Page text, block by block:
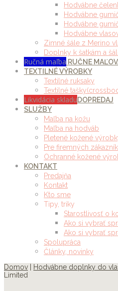
Hodvábne
Hodvábne
Hodvábne
Hodvábne
Zimné šále z Merino
Doplnky k šatkám a
Ručná maľba RUČNE
TEXTILNÉ VÝROBKY
Textilné ruksaky
Textilné
Likvidácia skladuDOPREDAJ
SLUŽBY
Maľba na kožu
Maľba na hodváb
Pletené kožené
Pre firemných
Ochranné kožené
KONTAKT
Predajňa
Kontakt
Kto sme
Tipy, triky
Starostlivosť o
Ako si vybrať
Ako si vybrať
Spolupráca
Články, novinky
Domov
Hodvábne doplnky do
Limited